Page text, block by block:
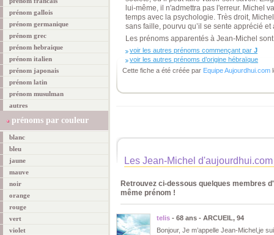
prénom gallois
prénom germanique
prénom grec
prénom hebraique
prénom italien
prénom japonais
prénom latin
prénom musulman
autres
prénoms par couleur
blanc
bleu
jaune
mauve
noir
orange
rouge
vert
violet
lui-même, il n'admettra pas l'erreur. Michel
temps avec la psychologie. Très droit,
sans faille, pourvu qu’il se sente apprécié et
Les prénoms apparentés à Jean-Michel
voir les autres prénoms commençant par J
voir les autres prénoms d’origine hébraïque
Cette fiche a été créée par Equipe Aujourdhui.com
Les Jean-Michel d'aujourdhui.com
Retrouvez ci-dessous quelques membres
même prénom !
telis - 68 ans - ARCUEIL, 94
Bonjour, Je m’appelle Jean-Michel,je